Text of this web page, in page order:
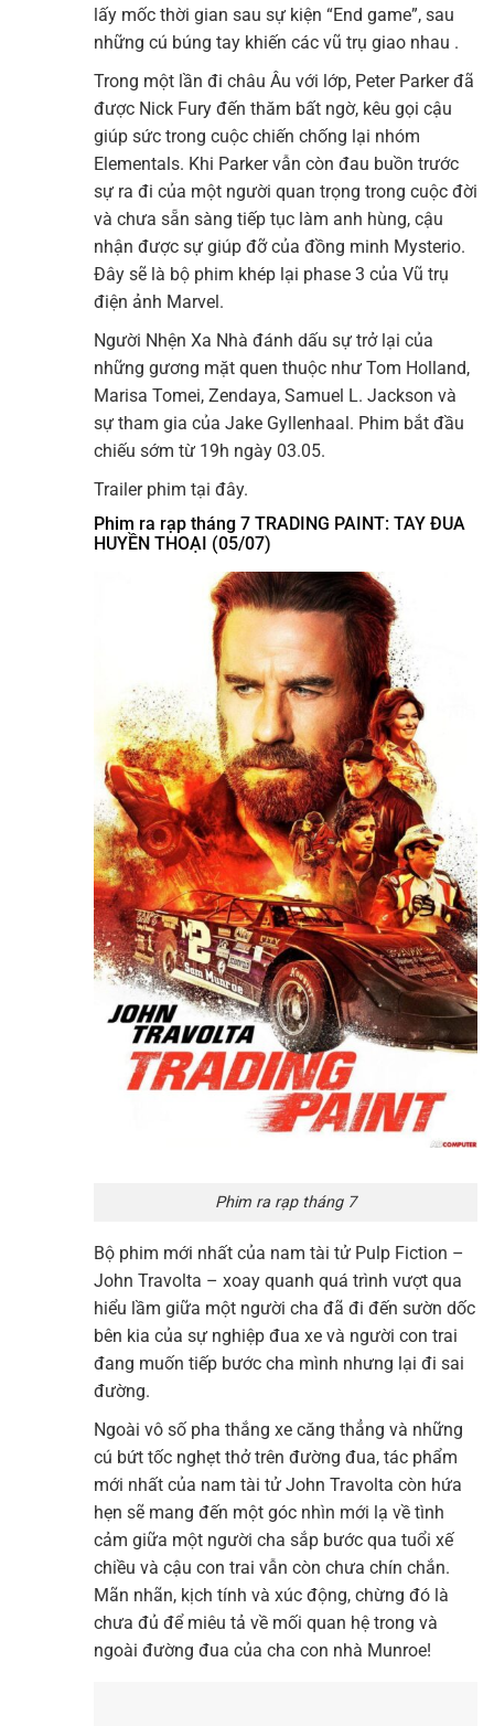
lấy mốc thời gian sau sự kiện “End game”, sau
những cú búng tay khiến các vũ trụ giao nhau .
Trong một lần đi châu Âu với lớp, Peter Parker đã
được Nick Fury đến thăm bất ngờ, kêu gọi cậu
giúp sức trong cuộc chiến chống lại nhóm
Elementals. Khi Parker vẫn còn đau buồn trước
sự ra đi của một người quan trọng trong cuộc đời
và chưa sẵn sàng tiếp tục làm anh hùng, cậu
nhận được sự giúp đỡ của đồng minh Mysterio.
Đây sẽ là bộ phim khép lại phase 3 của Vũ trụ
điện ảnh Marvel.
Người Nhện Xa Nhà đánh dấu sự trở lại của
những gương mặt quen thuộc như Tom Holland,
Marisa Tomei, Zendaya, Samuel L. Jackson và
sự tham gia của Jake Gyllenhaal. Phim bắt đầu
chiếu sớm từ 19h ngày 03.05.
Trailer phim tại đây.
Phim ra rạp tháng 7 TRADING PAINT: TAY ĐUA
HUYỀN THOẠI (05/07)
Phim ra rạp tháng 7
Bộ phim mới nhất của nam tài tử Pulp Fiction –
John Travolta – xoay quanh quá trình vượt qua
hiểu lầm giữa một người cha đã đi đến sườn dốc
bên kia của sự nghiệp đua xe và người con trai
đang muốn tiếp bước cha mình nhưng lại đi sai
đường.
Ngoài vô số pha thắng xe căng thẳng và những
cú bứt tốc nghẹt thở trên đường đua, tác phẩm
mới nhất của nam tài tử John Travolta còn hứa
hẹn sẽ mang đến một góc nhìn mới lạ về tình
cảm giữa một người cha sắp bước qua tuổi xế
chiều và cậu con trai vẫn còn chưa chín chắn.
Mãn nhãn, kịch tính và xúc động, chừng đó là
chưa đủ để miêu tả về mối quan hệ trong và
ngoài đường đua của cha con nhà Munroe!